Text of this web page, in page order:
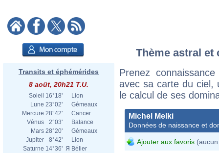
Transits et éphémérides
8 août, 20h21 T.U.
Soleil 16°18'
Lion
Lune 23°02'
Gémeaux
Mercure 28°42'
Cancer
Vénus
2°03'
Balance
Mars 28°20'
Gémeaux
Jupiter
8°42'
Lion
Saturne 14°36' Я Bélier
Thème astral et
Prenez
avec sa carte du ciel,
le calcul de ses
Michel Melki
Données de naissance et
Ajouter aux favoris